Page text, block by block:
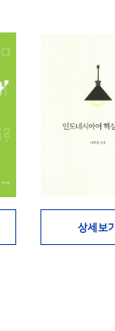
상세보